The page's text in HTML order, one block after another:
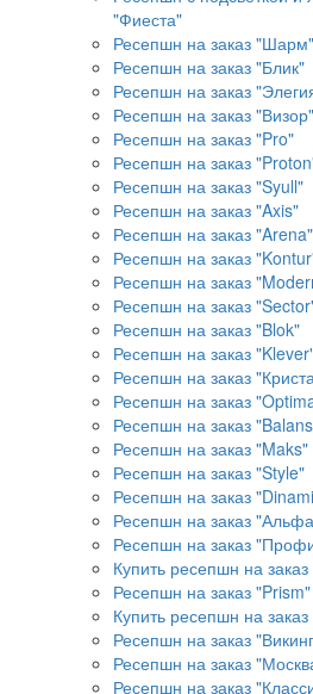
"Фиеста"
Ресепшн на заказ "Шарм"
Ресепшн на заказ "Блик"
Ресепшн на заказ
Ресепшн на заказ "Визор"
Ресепшн на заказ "Pro"
Ресепшн на заказ
Ресепшн на заказ "Syull"
Ресепшн на заказ "Axis"
Ресепшн на заказ "Arena"
Ресепшн на заказ
Ресепшн на заказ
Ресепшн на заказ
Ресепшн на заказ "Blok"
Ресепшн на заказ
Ресепшн на заказ
Ресепшн на заказ
Ресепшн на заказ
Ресепшн на заказ "Maks"
Ресепшн на заказ "Style"
Ресепшн на заказ
Ресепшн на заказ
Ресепшн на заказ
Купить ресепшн на
Ресепшн на заказ "Prism"
Купить ресепшн на
Ресепшн на заказ
Ресепшн на заказ
Ресепшн на заказ